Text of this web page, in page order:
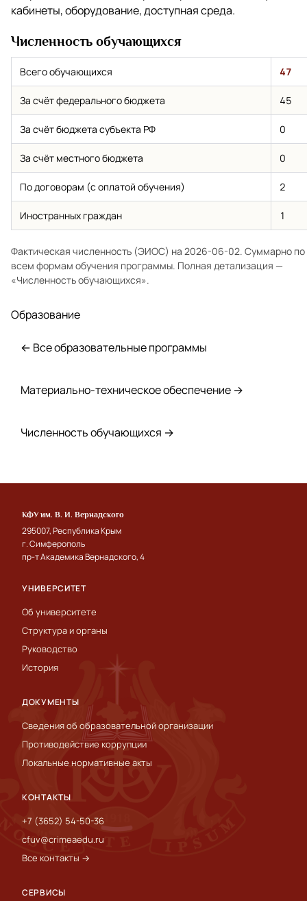
кабинеты, оборудование, доступная среда.
Численность обучающихся
Всего обучающихся 47
За счёт федерального бюджета 45
За счёт бюджета субъекта РФ 0
За счёт местного бюджета 0
По договорам (с оплатой обучения) 2
Иностранных граждан 1
Фактическая численность (ЭИОС) на 2026-06-02. Суммарно по
всем формам обучения программы. Полная детализация —
«Численность обучающихся».
Образование
← Все образовательные программы
Материально-техническое обеспечение →
Численность обучающихся →
КФУ им. В. И. Вернадского
295007, Республика Крым
г. Симферополь
пр-т Академика Вернадского, 4
УНИВЕРСИТЕТ
Об университете
Структура и органы
Руководство
История
ДОКУМЕНТЫ
Сведения об образовательной организации
Противодействие коррупции
Локальные нормативные акты
КОНТАКТЫ
+7 (3652) 54-50-36
cfuv@crimeaedu.ru
Все контакты →
СЕРВИСЫ